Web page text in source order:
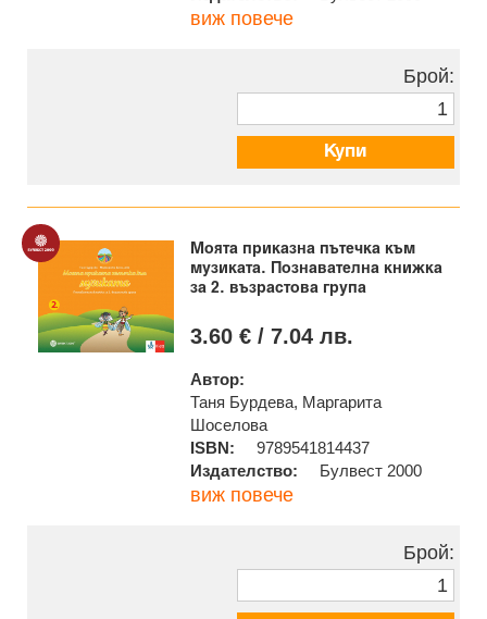
виж повече
Брой:
Купи
Моята приказна пътечка към
музиката. Познавателна книжка
за 2. възрастова група
3.60 € / 7.04 лв.
Автор:
Таня Бурдева, Маргарита
Шоселова
ISBN:
9789541814437
Издателство:
Булвест 2000
виж повече
Брой: